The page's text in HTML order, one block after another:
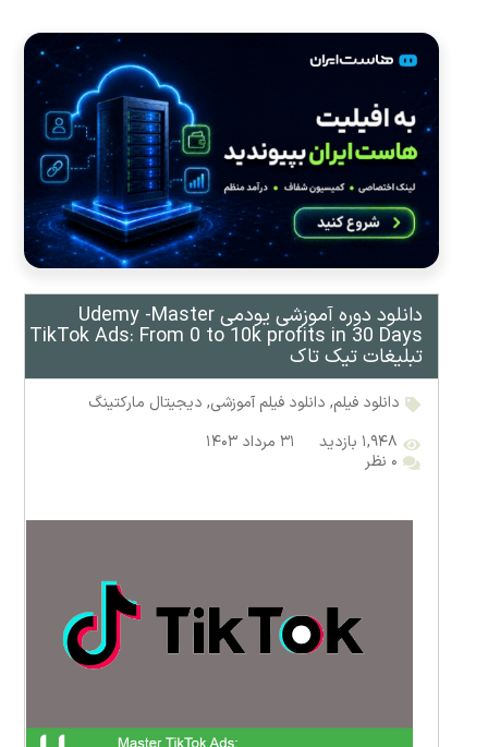
دانلود دوره آموزشی یودمی Udemy -Master
TikTok Ads: From 0 to 10k profits in 30 Days
تبلیغات تیک تاک
دانلود فیلم, دانلود فیلم آموزشی, دیجیتال مارکتینگ
۱,۹۴۸ بازدید
۳۱ مرداد ۱۴۰۳
۰ نظر